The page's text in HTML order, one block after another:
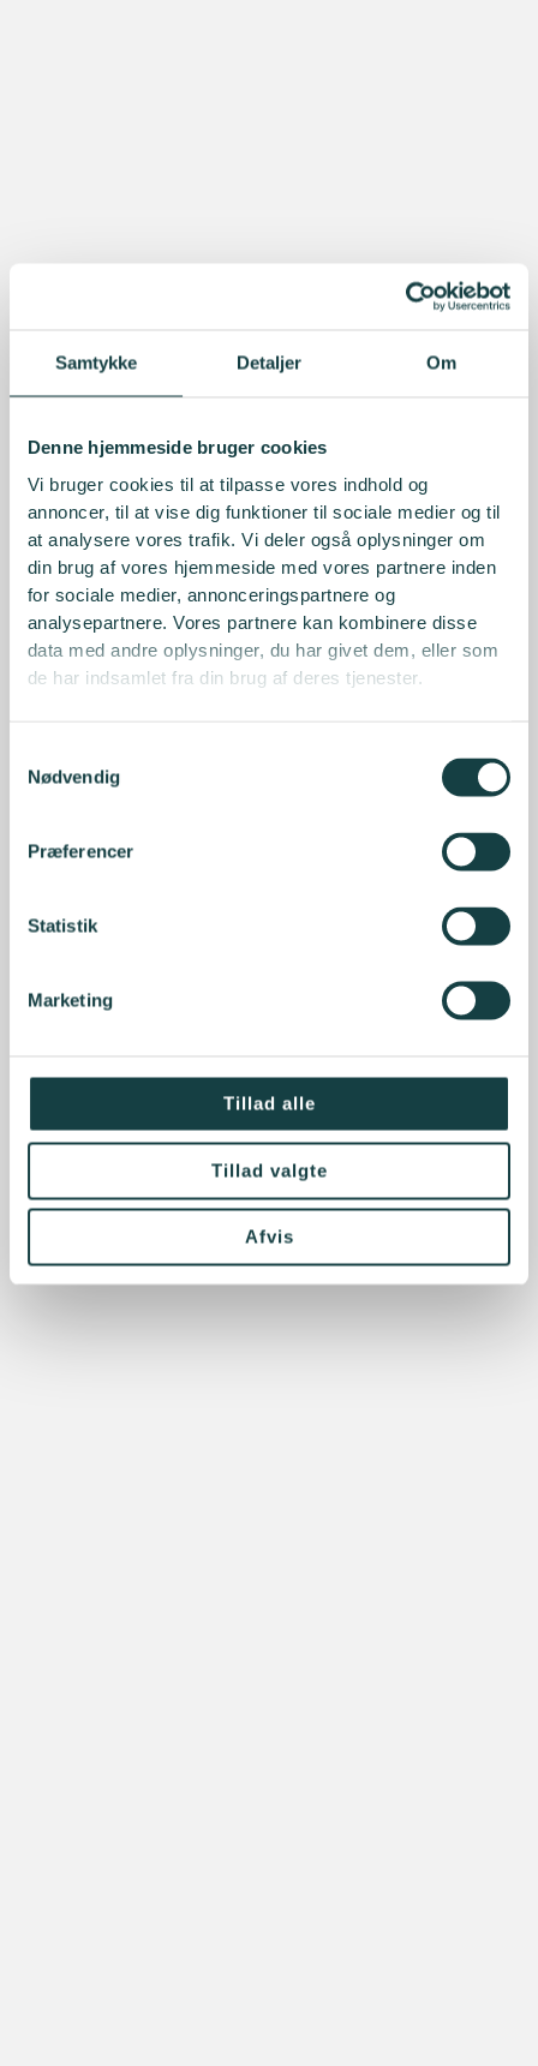
Samtykke Detaljer Om
Denne hjemmeside bruger cookies
Vi bruger cookies til at tilpasse vores indhold og
annoncer, til at vise dig funktioner til sociale medier og til
at analysere vores trafik. Vi deler også oplysninger om
din brug af vores hjemmeside med vores partnere inden
for sociale medier, annonceringspartnere og
analysepartnere. Vores partnere kan kombinere disse
data med andre oplysninger, du har givet dem, eller som
de har indsamlet fra din brug af deres tjenester.
Nødvendig
Præferencer
Statistik
Marketing
Tillad alle
Tillad valgte
Afvis